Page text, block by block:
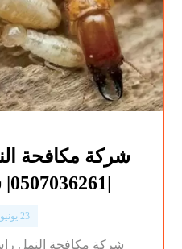
شركة مكافحة
23 يونيو، 2024